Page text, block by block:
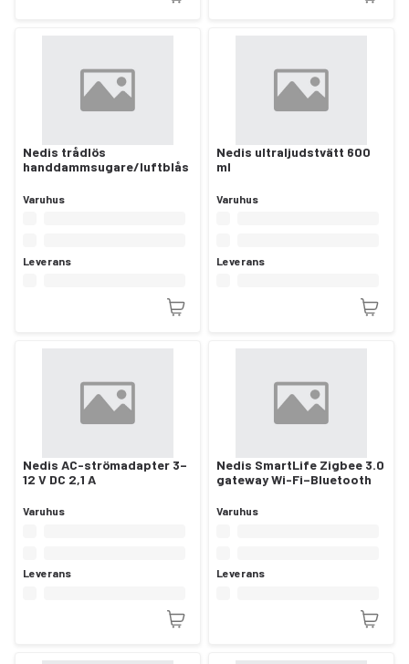
Nedis trådlös
handdammsugare/luftblås
Varuhus
Leverans
Nedis ultraljudstvätt 600
ml
Varuhus
Leverans
Nedis AC-strömadapter 3–
12 V DC 2,1 A
Varuhus
Leverans
Nedis SmartLife Zigbee 3.0
gateway Wi-Fi–Bluetooth
Varuhus
Leverans